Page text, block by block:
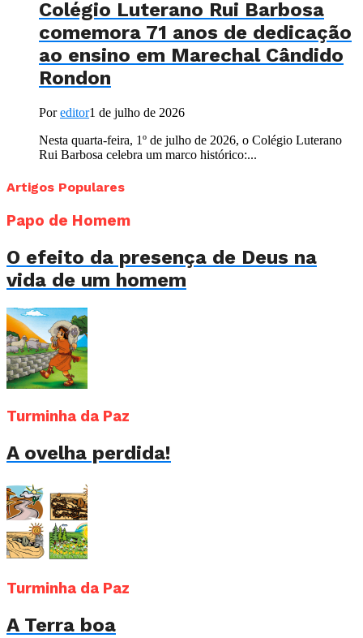
Colégio Luterano Rui Barbosa
comemora 71 anos de dedicação
ao ensino em Marechal Cândido
Rondon
Poreditor1 de julho de 2026
Nesta quarta-feira, 1º de julho de 2026, o Colégio Luterano
Rui Barbosa celebra um marco histórico:...
Artigos Populares
Papo de Homem
O efeito da presença de Deus na
vida de um homem
Turminha da Paz
A ovelha perdida!
Turminha da Paz
A Terra boa